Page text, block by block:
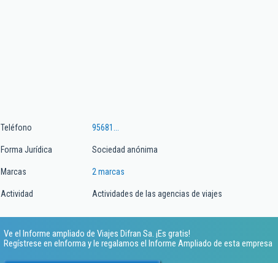
Teléfono 95681...
Forma Jurídica Sociedad anónima
Marcas 2 marcas
Actividad Actividades de las agencias de viajes
Ve el Informe ampliado de Viajes Difran Sa. ¡Es gratis!
Regístrese en eInforma y le regalamos el Informe Ampliado de esta empresa